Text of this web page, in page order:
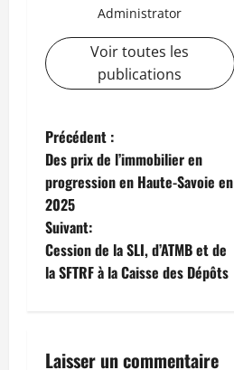
Administrator
Voir toutes les
publications
N
a
v
i
Précédent :
Des prix de l’immobilier en
progression en Haute-Savoie en
2025
Suivant:
Cession de la SLI, d’ATMB et de
la SFTRF à la Caisse des Dépôts
Laisser un commentaire